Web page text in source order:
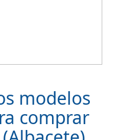
modelos
comprar